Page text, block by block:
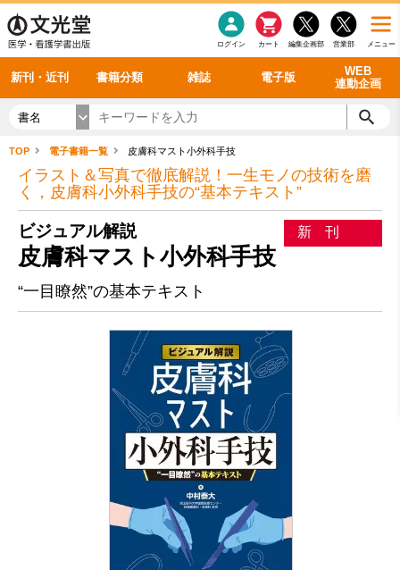
メニュー
営業部
編集企画部
カート
ログイン
新刊・近刊 書籍分類 雑誌 電子版
WEB
連動企画
感染症 老年医学
看護・介護
呼吸器
循環器
シリーズ一覧
雑誌投稿規定
理学療法
雑誌案内・年間購読 最新号 バックナンバー
電子書籍
電子雑誌
書籍「データに基づく臨床動作分析」WEB動画
書籍「眼手術学」WEB動画
書籍「神経症候学 II 改訂第二版」 WEB動画
新刊一覧
今後の発行予定
書名
TOP 電子書籍一覧 皮膚科マスト小外科手技
イラスト＆写真で徹底解説！一生モノの技術を磨
く，皮膚科小外科手技の“基本テキスト”
新刊
ビジュアル解説
皮膚科マスト小外科手技
“一目瞭然”の基本テキスト